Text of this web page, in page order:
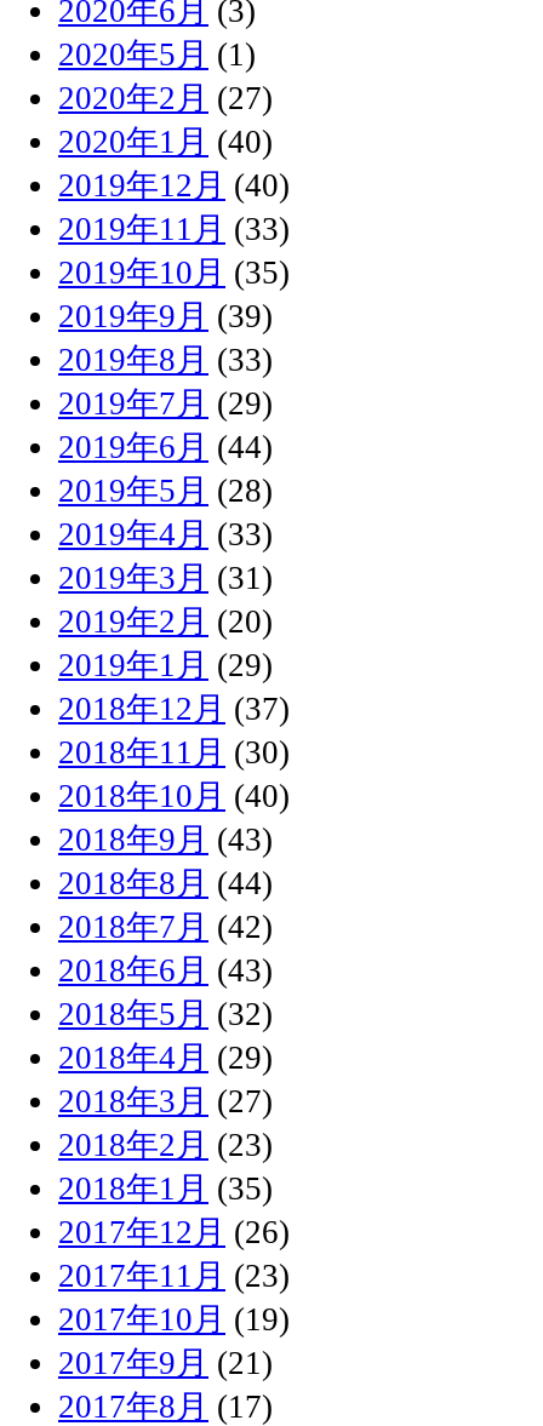
2020年6月 (3)
2020年5月 (1)
2020年2月 (27)
2020年1月 (40)
2019年12月 (40)
2019年11月 (33)
2019年10月 (35)
2019年9月 (39)
2019年8月 (33)
2019年7月 (29)
2019年6月 (44)
2019年5月 (28)
2019年4月 (33)
2019年3月 (31)
2019年2月 (20)
2019年1月 (29)
2018年12月 (37)
2018年11月 (30)
2018年10月 (40)
2018年9月 (43)
2018年8月 (44)
2018年7月 (42)
2018年6月 (43)
2018年5月 (32)
2018年4月 (29)
2018年3月 (27)
2018年2月 (23)
2018年1月 (35)
2017年12月 (26)
2017年11月 (23)
2017年10月 (19)
2017年9月 (21)
2017年8月 (17)